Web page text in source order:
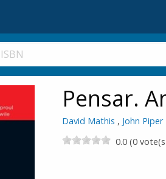
Pensar.
David Mathis , John Piper
0.0 (0